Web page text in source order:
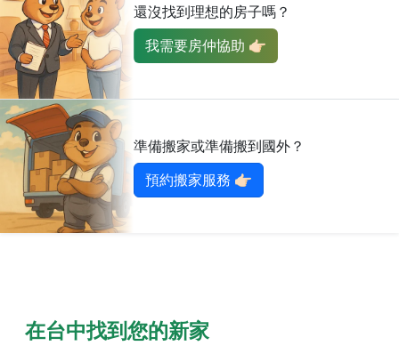
還沒找到理想的房子嗎？
我需要房仲協助 👉🏻
準備搬家或準備搬到國外？
預約搬家服務 👉🏻
在台中找到您的新家